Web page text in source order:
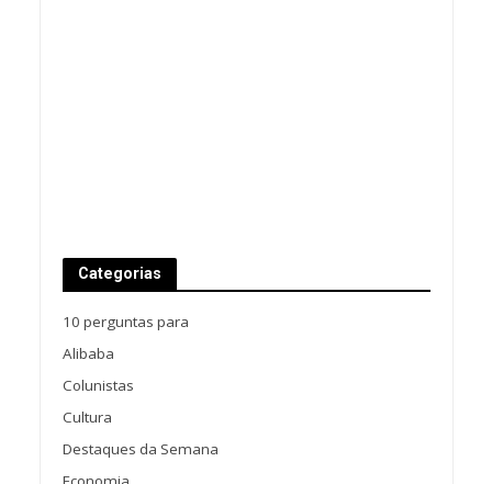
Categorias
10 perguntas para
Alibaba
Colunistas
Cultura
Destaques da Semana